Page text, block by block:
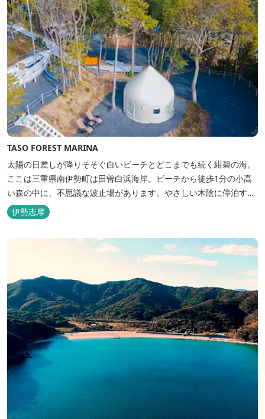
TASO FOREST MARINA
太陽の日差しが降りそそぐ白いビーチとどこまでも続く紺碧の海。
ここは三重県南伊勢町は田曽白浜海岸。ビーチから徒歩1分の小高
い森の中に、不思議な波止場があります。やさしい木陰に停泊する
のは3艇のヨット。日本初の森のマリーナです。 航海の気分高まる
インテリアは見た目からは想像できないほど広く、くつろぎの空
間。夏場でもエアコン完備で快適にお過ごしいただけます。甲板の
上に寝転んで夜空を見上げれば...
伊勢志摩